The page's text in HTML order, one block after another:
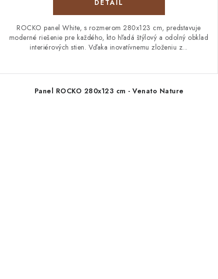
DETAIL
ROCKO panel White, s rozmerom 280x123 cm, predstavuje
moderné riešenie pre každého, kto hľadá štýlový a odolný obklad
interiérových stien. Vďaka inovatívnemu zloženiu z...
Panel ROCKO 280x123 cm - Venato Nature